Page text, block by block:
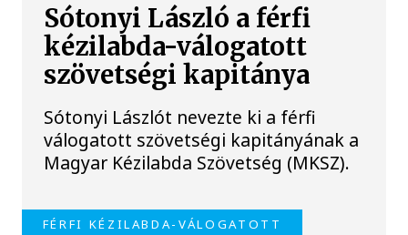
Sótonyi László a férfi
kézilabda-válogatott
szövetségi kapitánya
Sótonyi Lászlót nevezte ki a férfi
válogatott szövetségi kapitányának a
Magyar Kézilabda Szövetség (MKSZ).
FÉRFI KÉZILABDA-VÁLOGATOTT